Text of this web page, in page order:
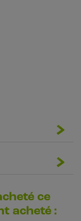
ce
acheté :